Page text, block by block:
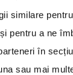
similare
pentru a ne
în
sau mai